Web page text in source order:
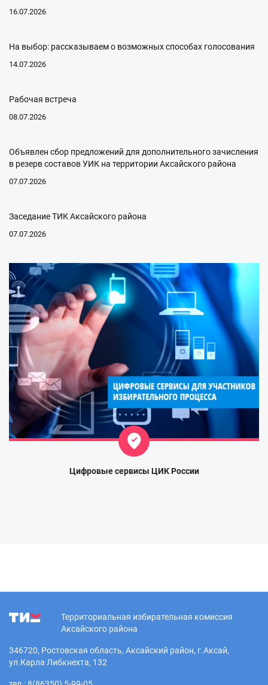
16.07.2026
На выбор: рассказываем о возможных способах голосования
14.07.2026
Рабочая встреча
08.07.2026
Объявлен сбор предложений для дополнительного зачисления
в резерв составов УИК на территории Аксайского района
07.07.2026
Заседание ТИК Аксайского района
07.07.2026
Цифровые сервисы ЦИК России
Территориальная избирательная комиссия
Аксайского района
346720, Ростовская область, Аксайский район, г.Аксай,
ул.Карла Либкнехта, 132